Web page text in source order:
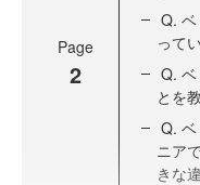
Page
2
Q.
って
Q.
とを
Q.
ニア
きな